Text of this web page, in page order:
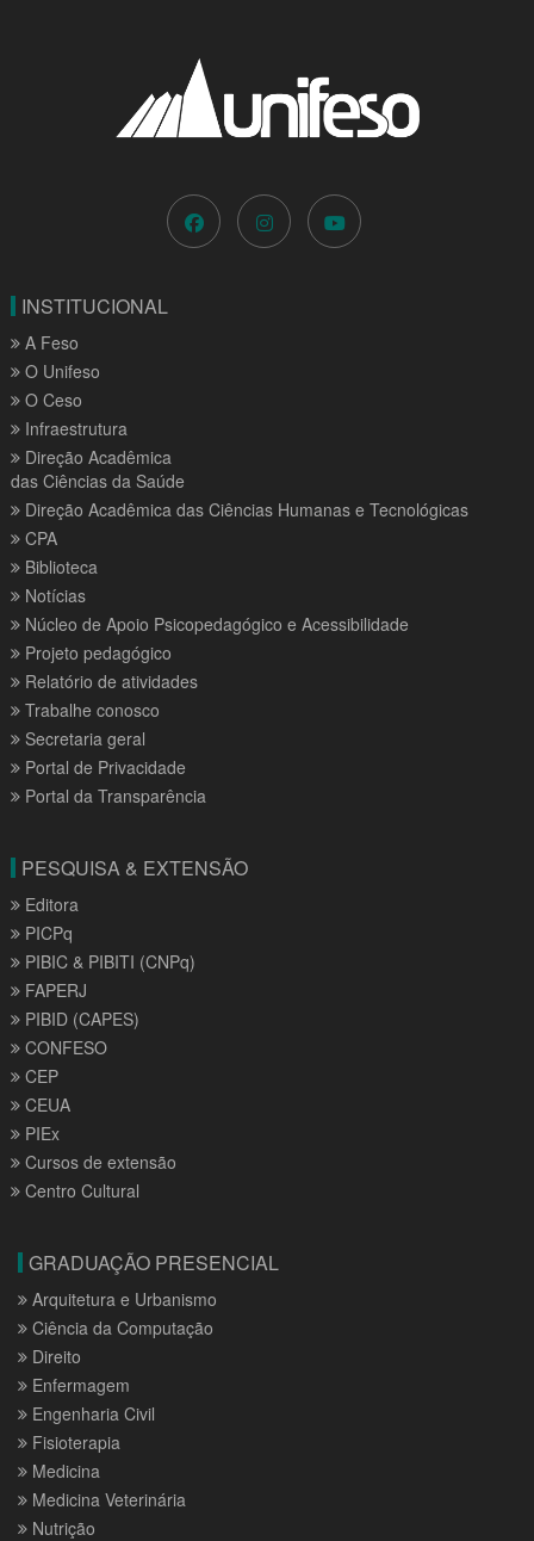
INSTITUCIONAL
A Feso
O Unifeso
O Ceso
Infraestrutura
Direção Acadêmica
das Ciências da Saúde
Direção Acadêmica das Ciências Humanas e Tecnológicas
CPA
Biblioteca
Notícias
Núcleo de Apoio Psicopedagógico e Acessibilidade
Projeto pedagógico
Relatório de atividades
Trabalhe conosco
Secretaria geral
Portal de Privacidade
Portal da Transparência
PESQUISA & EXTENSÃO
Editora
PICPq
PIBIC & PIBITI (CNPq)
FAPERJ
PIBID (CAPES)
CONFESO
CEP
CEUA
PIEx
Cursos de extensão
Centro Cultural
GRADUAÇÃO PRESENCIAL
Arquitetura e Urbanismo
Ciência da Computação
Direito
Enfermagem
Engenharia Civil
Fisioterapia
Medicina
Medicina Veterinária
Nutrição